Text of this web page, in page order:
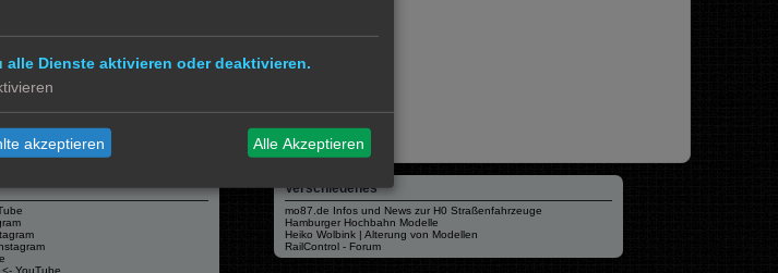
® Forum Software © phpBB Limited
|Nutzungsbedingungen
Verschiedenes
mo87.de Infos und News zur H0 Straßenfahrzeuge
Hamburger Hochbahn Modelle
Heiko Wolbink | Alterung von Modellen
RailControl - Forum
alle Dienste aktivieren oder deaktivieren.
akzeptieren Alle Akzeptieren